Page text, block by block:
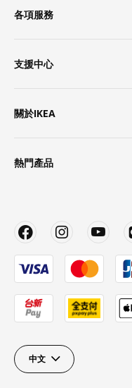
各項服務
支援中心
關於IKEA
熱門產品
中文